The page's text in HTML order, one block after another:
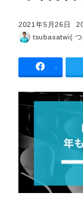
投稿日
2021年5月26日
著
tsubasatwi( つ
-